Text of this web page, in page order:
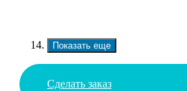
Показать еще
Сделать заказ